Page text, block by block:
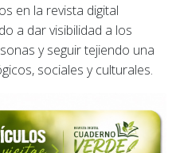
en la revista digital
a dar visibilidad a los
y seguir tejiendo una
sociales y culturales.